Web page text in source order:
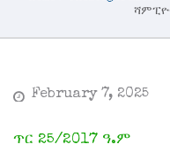
February 7, 2025
ጥር 25/2017 ዓ.ም